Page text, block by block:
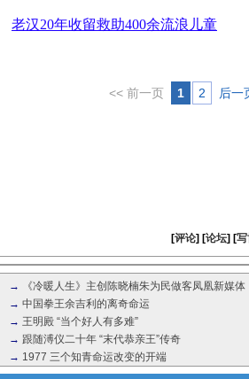
老汉20年收留救助400余流浪儿童
<< 前一页 1 2 后一
[评论] [论坛] [
→
《冷暖人生》主创陈晓楠朱为民做客凤凰新媒体
→ 中国拳王余吉利的离奇命运
→ 王明殿 “当个好人有多难”
→ 跟随溥仪二十年 “末代恭亲王”传奇
→ 1977 三个知青命运改变的开端